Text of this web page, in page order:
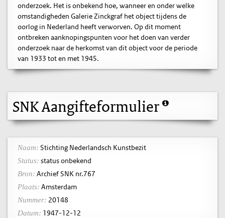
onderzoek. Het is onbekend hoe, wanneer en onder welke
omstandigheden Galerie Zinckgraf het object tijdens de
oorlog in Nederland heeft verworven. Op dit moment
ontbreken aanknopingspunten voor het doen van verder
onderzoek naar de herkomst van dit object voor de periode
van 1933 tot en met 1945.
SNK Aangifteformulier
Naam: Stichting Nederlandsch Kunstbezit
Status: status onbekend
Bron: Archief SNK nr.767
Plaats: Amsterdam
Nummer: 20148
Datum: 1947-12-12